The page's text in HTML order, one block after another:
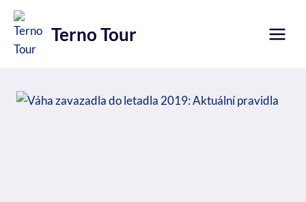
Přeskočit
obsah
Terno Tour